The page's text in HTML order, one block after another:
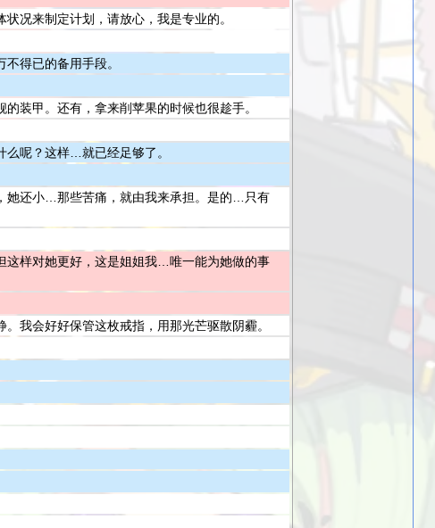
况来制定计划，请放心，我是专业的。
得已的备用手段。
装甲。还有，拿来削苹果的时候也很趁手。
呢？这样…就已经足够了。
她还小…那些苦痛，就由我来承担。是的…只有
这样对她更好，这是姐姐我…唯一能为她做的事
我会好好保管这枚戒指，用那光芒驱散阴霾。